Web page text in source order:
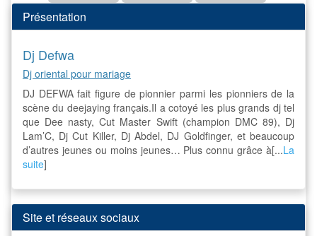
Présentation
Dj Defwa
Dj oriental pour mariage
DJ DEFWA fait figure de pionnier parmi les pionniers de la
scène du deejaying français.Il a cotoyé les plus grands dj tel
que Dee nasty, Cut Master Swift (champion DMC 89), Dj
Lam’C, Dj Cut Killer, Dj Abdel, DJ Goldfinger, et beaucoup
d’autres jeunes ou moins jeunes… Plus connu grâce à[...La
suite]
Site et réseaux sociaux